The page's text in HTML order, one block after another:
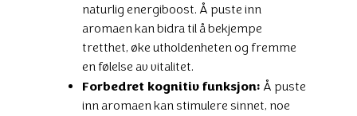
naturlig energiboost. Å puste inn
aromaen kan bidra til å bekjempe
tretthet, øke utholdenheten og fremme
en følelse av vitalitet.
Forbedret kognitiv funksjon: Å puste
inn aromaen kan stimulere sinnet, noe